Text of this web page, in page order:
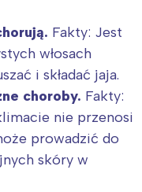
Fakty: Jest
włosach
i składać jaja.
choroby. Fakty:
nie przenosi
prowadzić do
skóry w